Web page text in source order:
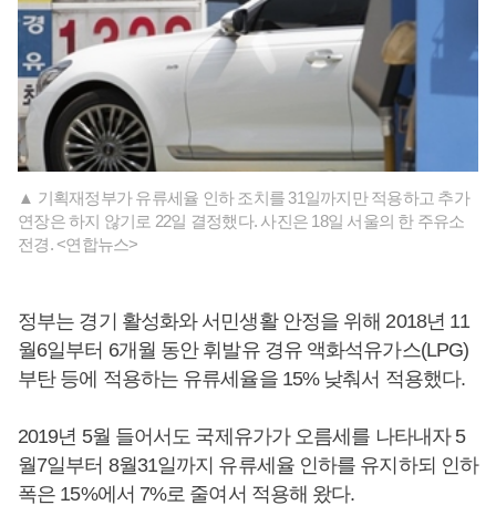
▲ 기획재정부가 유류세율 인하 조치를 31일까지만 적용하고 추가
연장은 하지 않기로 22일 결정했다. 사진은 18일 서울의 한 주유소
전경. <연합뉴스>
정부는 경기 활성화와 서민생활 안정을 위해 2018년 11
월6일부터 6개월 동안 휘발유 경유 액화석유가스(LPG)
부탄 등에 적용하는 유류세율을 15% 낮춰서 적용했다.
2019년 5월 들어서도 국제유가가 오름세를 나타내자 5
월7일부터 8월31일까지 유류세율 인하를 유지하되 인하
폭은 15%에서 7%로 줄여서 적용해 왔다.